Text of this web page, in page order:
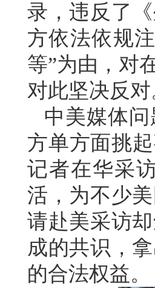
录，违反了
方依法依规
等”为由，对
对此坚决反对
中美媒体
方单方面挑
记者在华采
活，为不少
请赴美采访
成的共识，
的合法权益。